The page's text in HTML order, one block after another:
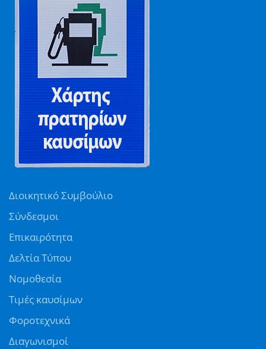
Διοικητικό Συμβούλιο
Σύνδεσμοι
Επικαιρότητα
Δελτία Τύπου
Νομοθεσία
Τιμές καυσίμων
Φοροτεχνικά
Διαγωνισμοί